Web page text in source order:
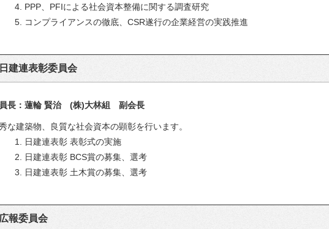
4. PPP、PFIによる社会資本整備に関する調査研究
5. コンプライアンスの徹底、CSR遂行の企業経営の実践推進
日建連表彰委員会
長：蓮輪 賢治 (株)大林組 副会長
な建築物、良質な社会資本の顕彰を行います。
1. 日建連表彰 表彰式の実施
2. 日建連表彰 BCS賞の募集、選考
3. 日建連表彰 土木賞の募集、選考
広報委員会